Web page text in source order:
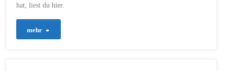
hat, liest du hier.
mehr